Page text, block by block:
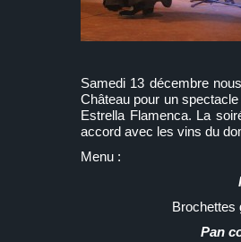
Samedi 13 décembre
Château pour un
Estrella Flamenca. La
accord avec les vins du
Menu :
Brochettes
Pan